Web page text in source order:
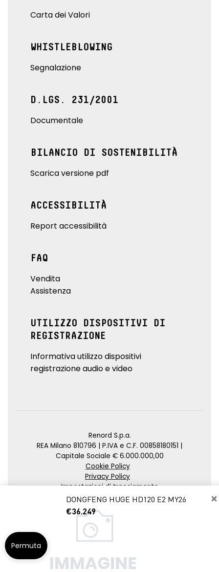
×
DONGFENG HUGE HD120 E2 MY26
€36.249
Carta dei Valori
WHISTLEBLOWING
Segnalazione
D.LGS. 231/2001
Documentale
BILANCIO DI SOSTENIBILITÀ
Scarica versione pdf
ACCESSIBILITÀ
Report accessibilità
FAQ
Vendita
Assistenza
UTILIZZO DISPOSITIVI DI
REGISTRAZIONE
Informativa utilizzo dispositivi
registrazione audio e video
Renord S.p.a.
REA Milano 810796 | P.IVA e C.F. 00858180151 |
Capitale Sociale € 6.000.000,00
Cookie Policy
Privacy Policy
Impostazioni di tracciamento
Credits
Agenzia SEO
Permuta